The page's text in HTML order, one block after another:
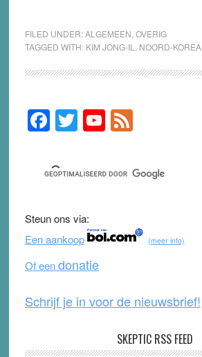
FILED UNDER:ALGEMEEN OVERIG
TAGGED WITH: KIM JONG-IL NOORD-KOREA
Primary
Sidebar
F
a
c
e
b
o
o
k
T
wi
tt
er
Y
o
u
T
b
e
F
e
d
Steun ons via:
Een aankoop
(meer info)
Of eendonatie
Schrijf je in voor de nieuwsbrief!
SKEPTIC RSS FEED